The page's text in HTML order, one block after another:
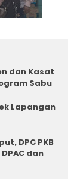
dan Kasat
Sabu
Lapangan
DPC PKB
dan